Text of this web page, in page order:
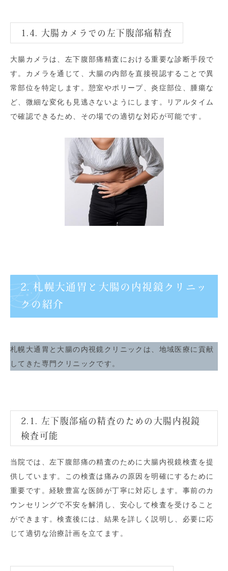
1.4. 大腸カメラでの左下腹部痛精査
大腸カメラは、左下腹部痛精査における重要な診断手段で
す。カメラを通じて、大腸の内部を直接視認することで異
常部位を特定します。憩室やポリープ、炎症部位、腫瘍な
ど、微細な変化も見逃さないようにします。リアルタイム
で確認できるため、その場での適切な対応が可能です。
2. 札幌大通胃と大腸の内視鏡クリニッ
クの紹介
札幌大通胃と大腸の内視鏡クリニックは、地域医療に貢献
してきた専門クリニックです。
2.1. 左下腹部痛の精査のための大腸内視鏡
検査可能
当院では、左下腹部痛の精査のために大腸内視鏡検査を提
供しています。この検査は痛みの原因を明確にするために
重要です。経験豊富な医師が丁寧に対応します。事前のカ
ウンセリングで不安を解消し、安心して検査を受けること
ができます。検査後には、結果を詳しく説明し、必要に応
じて適切な治療計画を立てます。